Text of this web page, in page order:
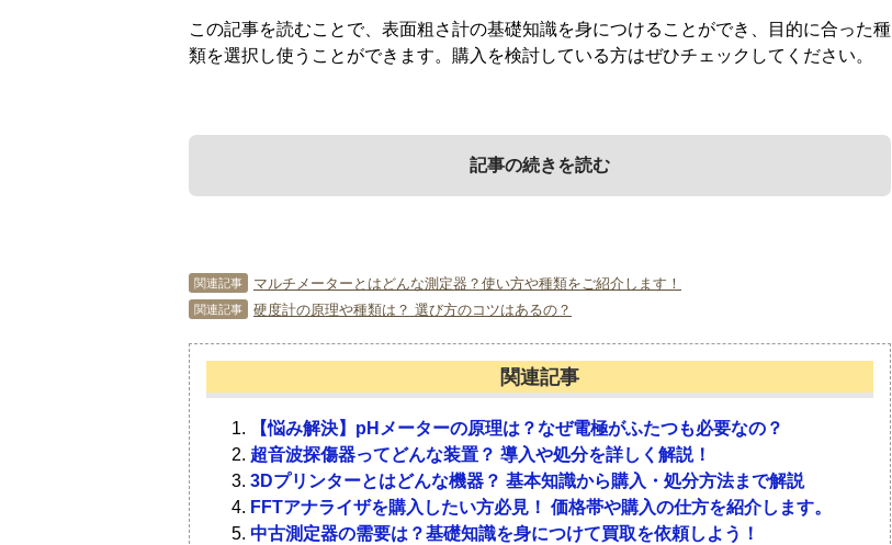
この記事を読むことで、表面粗さ計の基礎知識を身につけることができ、目的に合った種
類を選択し使うことができます。購入を検討している方はぜひチェックしてください。
記事の続きを読む
1．粗さの基礎知識
用途に合った表面粗さ計を購入するためには、粗さの基礎知識を身につけなければなりま
せん。粗さとは何なのか、どんな場合に必要なのか、詳しく説明します。
1-1． 粗さとは
粗さとは、表面形状の尺度の1つです。物体の表面形状はざらざらしているもの、つるつ
るしているもの、なめらかなものなど、さまざまな種類があります。多種多様な表面形状
3．表面粗さ計の種類や使い方などについて
使用目的に合った種類を選ぶためには、表面粗さ計の種類や基本的な使い方、メーカーに
よる特徴を把握しておかなければなりません。それでは、詳しく見ていきましょう。
3-1． 種類
最初にお話したとおり、表面粗さ計を大まかに分別すると、接触式と非接触式の2種類が
あります。代表的な種類として、接触式表面粗さ・原子間力顕微鏡・白色干渉計・形状測
5．表面粗さ計に関してよくある質問
表面粗さ計に関してよくある質問を5つピックアップしてみました。
Q．接触式・非接触式のメリット・デメリットは？
接触式のメリットは、明白な形状波形が得られること・長い距離の測定ができることで
す。デメリットは、触針が摩擦すること・測定時間が長いこと・粘着性のあるものは測定
できないことになります。一方、非接触式のメリットは、対象物を傷つけないこと・測定
時間が短いことです。そして、デメリットは、測定対象物の大きさが限定されていること
が挙げられます。
関連記事 マルチメーターとはどんな測定器？使い方や種類をご紹介します！
関連記事 硬度計の原理や種類は？ 選び方のコツはあるの？
関連記事
【悩み解決】pHメーターの原理は？なぜ電極がふたつも必要なの？
超音波探傷器ってどんな装置？ 導入や処分を詳しく解説！
3Dプリンターとはどんな機器？ 基本知識から購入・処分方法まで解説
FFTアナライザを購入したい方必見！ 価格帯や購入の仕方を紹介します。
中古測定器の需要は？基礎知識を身につけて買取を依頼しよう！